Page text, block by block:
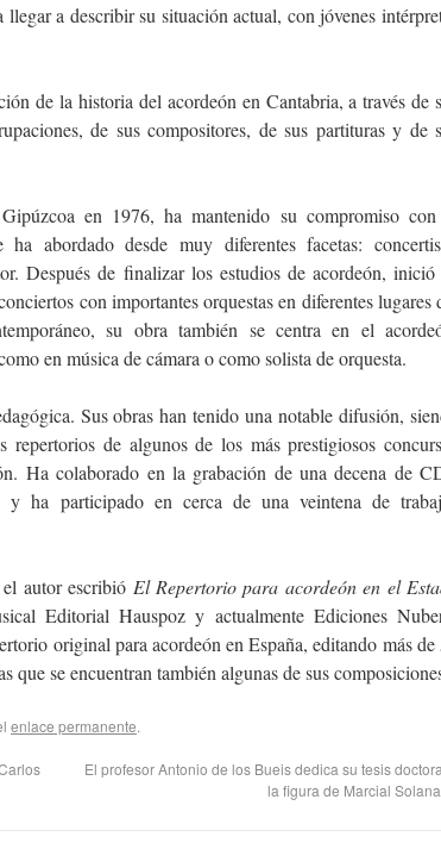
a describir su situación actual, con jóvenes
de la historia del acordeón en Cantabria, a través de
de sus compositores, de sus partituras y de
en 1976, ha mantenido su compromiso
abordado desde muy diferentes facetas:
Después de finalizar los estudios de acordeón, inició
con importantes orquestas en diferentes lugares
su obra también se centra en el
en música de cámara o como solista de orquesta.
Sus obras han tenido una notable difusión,
repertorios de algunos de los más prestigiosos
Ha colaborado en la grabación de una decena de
ha participado en cerca de una veintena de
autor escribió El Repertorio para acordeón en el
Editorial Hauspoz y actualmente Ediciones
original para acordeón en España, editando más de
que se encuentran también algunas de sus
enlace permanente.
El profesor Antonio de los Bueis dedica su tesis
la figura de Marcial Solana